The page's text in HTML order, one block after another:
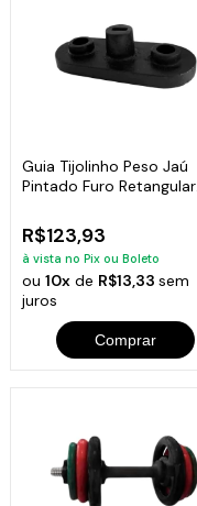
Guia Tijolinho Peso Jaú
Pintado Furo Retangular
R$123,93
à vista no Pix ou Boleto
ou10x de R$13,33sem
juros
Comprar